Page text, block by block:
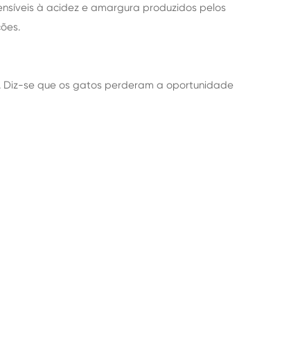
à acidez e amargura produzidos pelos
Diz-se que os gatos perderam a oportunidade